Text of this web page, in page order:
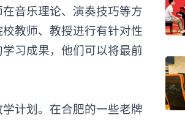
音乐理论、演奏技巧等方
教师、教授进行有针对性
习成果，他们可以将最前
计划。在合肥的一些老牌